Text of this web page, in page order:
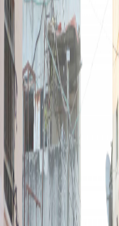
Lensa
Iqtishodia
Sastra
Literasi Umat